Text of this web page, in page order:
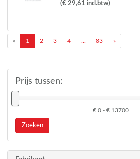
(€ 29,61 incl.btw)
« 1 2 3 4 83 »
Prijs tussen:
€ 0 - € 13700
Zoeken